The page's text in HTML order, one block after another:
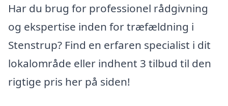
Har du brug for professionel rådgivning
og ekspertise inden for træfældning i
Stenstrup? Find en erfaren specialist i dit
lokalområde eller indhent 3 tilbud til den
rigtige pris her på siden!